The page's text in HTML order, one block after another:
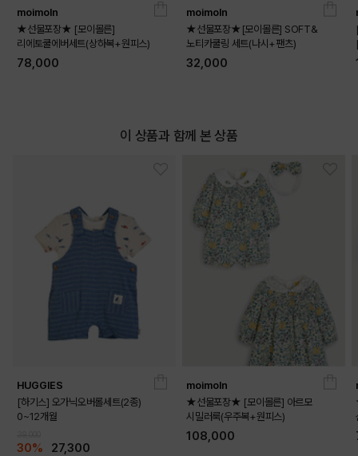
moimoln
★선물포장★ [모이몰른]
리에토쿨에버세트(상하복+원피스)
78,000
moimoln
★선물포장★[모이몰른] SOFT&
노티카쿨링 세트(나시+팬츠)
32,000
이 상품과 함께 본 상품
HUGGIES
[하기스] 오가닉오버롤세트(2종)
0~12개월
30% 27,300
moimoln
★선물포장★ [모이몰른] 아르모
시밀러룩(우주복+원피스)
108,000